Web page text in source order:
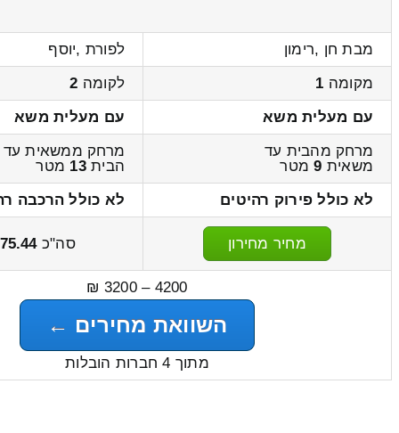
מבת חן ,רימון
לפורת ,יוסף
מקומה 1 לקומה 2
עם מעלית משא
עם מעלית משא
מרחק מהבית עד
משאית 9מטר
מרחק ממשאית עד
הבית13 מטר
לא כולל פירוק רהיטים
לא כולל הרכבה
מחיר מחירון סה"כ
4200 – 3200 ₪
השוואת מחירים ←
מתוך 4 חברות הובלות